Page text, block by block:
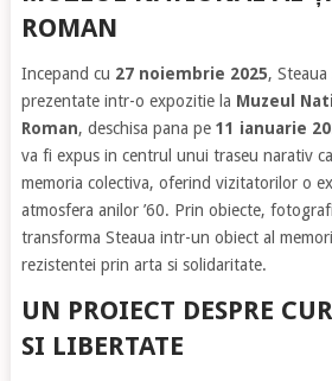
ROMAN
Incepand cu 27 noiembrie 2025,
prezentate intr-o expozitie la Muzeul
Roman, deschisa pana pe 11 ianuarie
va fi expus in centrul unui traseu narativ
memoria colectiva, oferind vizitatorilor o
atmosfera anilor ’60. Prin obiecte,
transforma Steaua intr-un obiect al
rezistentei prin arta si solidaritate.
UN PROIECT DESPRE
SI LIBERTATE